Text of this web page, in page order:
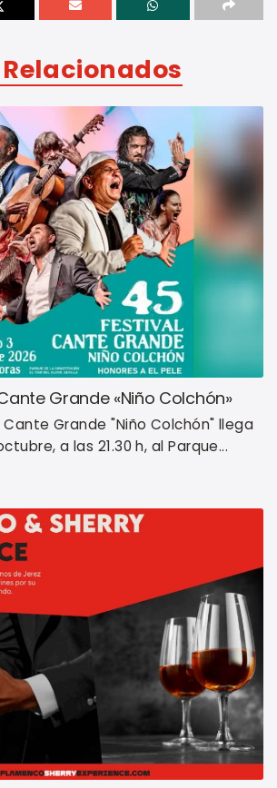
Relacionados
Grande «Niño Colchón»
Grande "Niño Colchón" llega
a las 21.30 h, al Parque...